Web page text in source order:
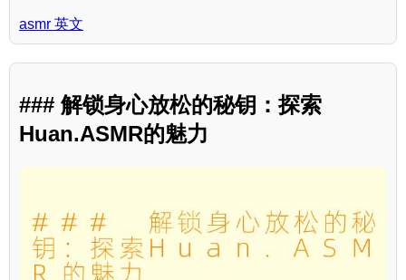
asmr 英文
### 解锁身心放松的秘钥：探索
Huan.ASMR的魅力